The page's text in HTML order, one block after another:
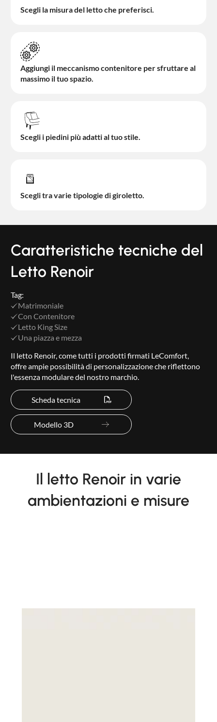
Scegli la misura del letto che preferisci.
Aggiungi il meccanismo contenitore per sfruttare al
massimo il tuo spazio.
Scegli i piedini più adatti al tuo stile.
Scegli tra varie tipologie di giroletto.
Caratteristiche tecniche del
Letto Renoir
Tag:
Matrimoniale
Con Contenitore
Letto King Size
Una piazza e mezza
Il letto Renoir, come tutti i prodotti firmati LeComfort,
offre ampie possibilità di personalizzazione che riflettono
l'essenza modulare del nostro marchio.
Scheda tecnica
Modello 3D
Il letto Renoir in varie
ambientazioni e misure